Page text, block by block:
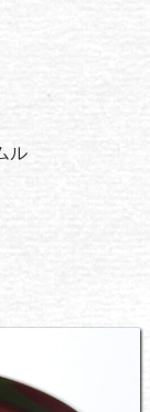
ル